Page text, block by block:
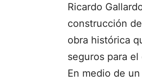
Ricardo
construcción
obra histórica
seguros para
En medio de